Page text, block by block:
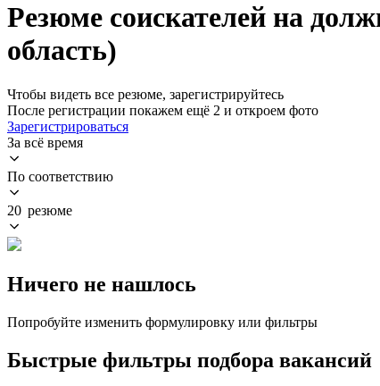
Резюме соискателей на
область)
Чтобы видеть все резюме, зарегистрируйтесь
После регистрации покажем ещё 2 и откроем фото
Зарегистрироваться
За всё время
По соответствию
20 резюме
Ничего не нашлось
Попробуйте изменить формулировку или фильтры
Быстрые фильтры подбора вакансий